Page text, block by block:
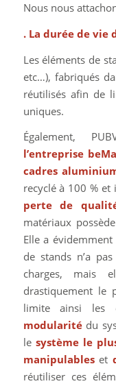
Nous nous
. La durée de vie
Les éléments de
etc…), fabriqués
réutilisés afin de
uniques.
Également,
l’entreprise
cadres
recyclé à 100 % et
perte de
matériaux
Elle a
de stands n’a
charges, mais
drastiquement le
limite ainsi les
modularitédu
lesystème le
manipulableset
réutiliser ces